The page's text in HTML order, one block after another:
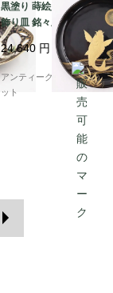
黒塗り 蒔絵入り 菓子皿
飾り皿 銘々皿 アンティ
ーク 漆器 上品 おもて
なし アート（昇り鯉・
竹・月）
24,640 円
アンティークブルーパロ
ット